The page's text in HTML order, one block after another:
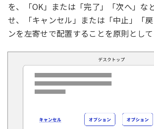
を、「OK」または「完了」「次へ」な
せ、「キャンセル」または「中止」「
ンを左寄せで配置することを原則として